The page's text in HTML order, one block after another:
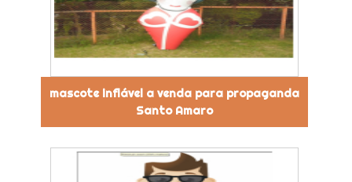
mascote inflável a venda para propaganda
Santo Amaro